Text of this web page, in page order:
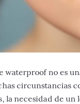
waterproof no es
circunstancias
la necesidad de